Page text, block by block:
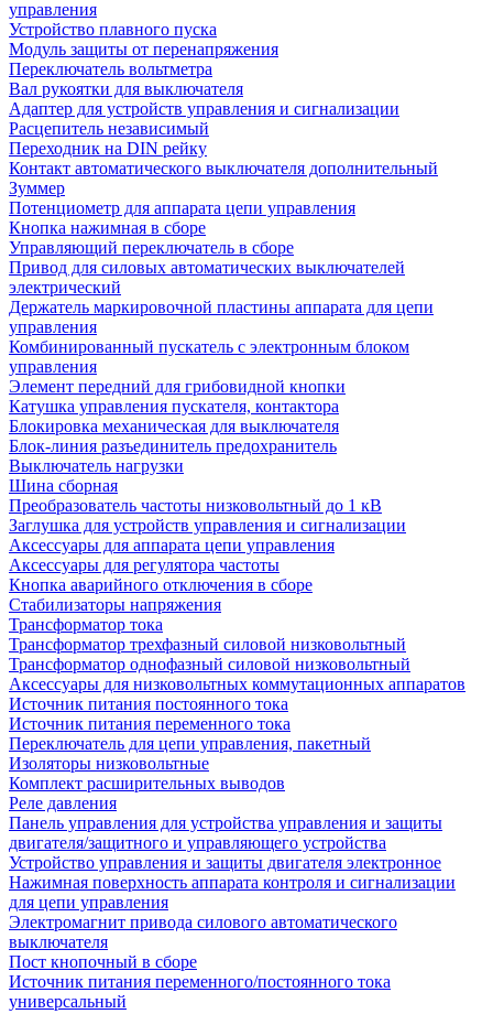
управления
Устройство плавного пуска
Модуль защиты от перенапряжения
Переключатель вольтметра
Вал рукоятки для выключателя
Адаптер для устройств управления и сигнализации
Расцепитель независимый
Переходник на DIN рейку
Контакт автоматического выключателя дополнительный
Зуммер
Потенциометр для аппарата цепи управления
Кнопка нажимная в сборе
Управляющий переключатель в сборе
Привод для силовых автоматических выключателей
электрический
Держатель маркировочной пластины аппарата для цепи
управления
Комбинированный пускатель с электронным блоком
управления
Элемент передний для грибовидной кнопки
Катушка управления пускателя, контактора
Блокировка механическая для выключателя
Блок-линия разъединитель предохранитель
Выключатель нагрузки
Шина сборная
Преобразователь частоты низковольтный до 1 кВ
Заглушка для устройств управления и сигнализации
Аксессуары для аппарата цепи управления
Аксессуары для регулятора частоты
Кнопка аварийного отключения в сборе
Стабилизаторы напряжения
Трансформатор тока
Трансформатор трехфазный силовой низковольтный
Трансформатор однофазный силовой низковольтный
Аксессуары для низковольтных коммутационных аппаратов
Источник питания постоянного тока
Источник питания переменного тока
Переключатель для цепи управления, пакетный
Изоляторы низковольтные
Комплект расширительных выводов
Реле давления
Панель управления для устройства управления и защиты
двигателя/защитного и управляющего устройства
Устройство управления и защиты двигателя электронное
Нажимная поверхность аппарата контроля и сигнализации
для цепи управления
Электромагнит привода силового автоматического
выключателя
Пост кнопочный в сборе
Источник питания переменного/постоянного тока
универсальный